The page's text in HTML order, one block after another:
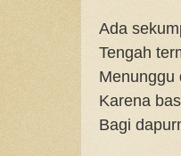
Ada
Tengah
Menunggu
Karena
Bagi